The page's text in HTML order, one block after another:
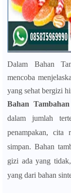
Dalam Bahan
mencoba
yang sehat bergizi
Bahan
dalam jumlah
penampakan, cita
simpan. Bahan
gizi ada yang
yang dari bahan